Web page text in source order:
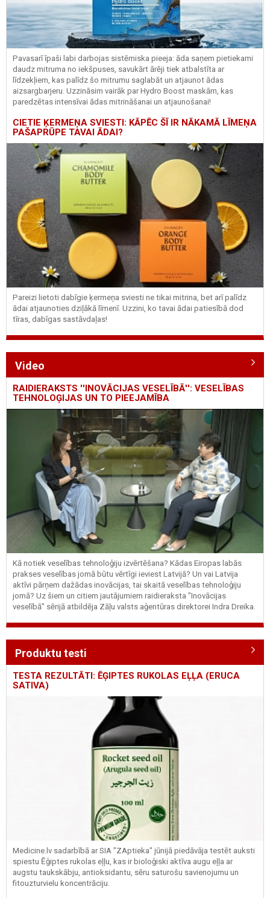
Pavasarī īpaši labi darbojas sistēmiska pieeja: āda saņem pietiekami
daudz mitruma no iekšpuses, savukārt ārēji tiek atbalstīta ar
līdzekļiem, kas palīdz šo mitrumu saglabāt un atjaunot ādas
aizsargbarjeru. Uzzināsim vairāk parHydro Boost maskām, kas
paredzētas intensīvai ādas mitrināšanai un atjaunošanai!
CIETIE ĶERMEŅA SVIESTI: KĀPĒC ŠĪ IR NĀKAMĀ LĪMEŅA
PAŠAPRŪPE TAVAI ĀDAI?
Pareizi lietoti dabīgie ķermeņa sviesti ne tikai mitrina, bet arī palīdz
ādai atjaunoties dziļākā līmenī. Uzzini, ko tavai ādai patiesībā dod
tīras, dabīgas sastāvdaļas!
Video
RAIDIERAKSTS ''INOVĀCIJAS VESELĪBĀ'': VESELĪBAS
TEHNOLOĢIJAS UN TO PIEEJAMĪBA
Kā notiek veselības tehnoloģiju izvērtēšana? Kādas Eiropas labās
prakses veselības jomā būtu vērtīgi ieviest Latvijā? Un vai Latvija
aktīvi pārņem dažādas inovācijas, tai skaitā veselības tehnoloģiju
jomā? Uz šiem un citiem jautājumiem raidieraksta "Inovācijas
veselībā" sērijā atbildēja Zāļu valsts aģentūras direktorei Indra Dreika.
Produktu testi
TESTA REZULTĀTI: ĒĢIPTES RUKOLAS EĻĻA (ERUCA
SATIVA)
Medicine.lv sadarbībā ar SIA "ZAptieka" jūnijā piedāvāja testēt auksti
spiestu Ēģiptes rukolas eļļu, kas ir bioloģiski aktīva augu eļļa ar
augstu taukskābju, antioksidantu, sēru saturošu savienojumu un
fitouzturvielu koncentrāciju.